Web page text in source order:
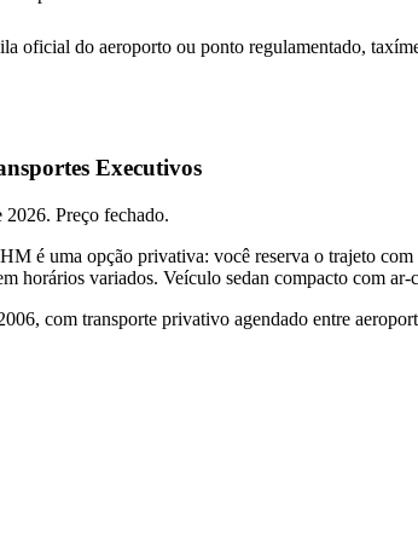
oficial do aeroporto ou ponto regulamentado,
Executivos
Preço fechado.
é uma opção privativa: você reserva o trajeto
horários variados. Veículo sedan compacto com
com transporte privativo agendado entre